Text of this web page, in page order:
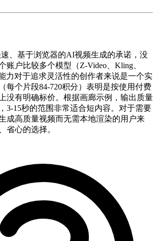
、基于浏览器的AI视频生成的承诺，没
账户比较多个模型（Z-Video、Kling、
力对于追求灵活性的创作者来说是一个实
每个片段84-720积分）表明是按使用付费
没有明确标价。根据画廊示例，输出质量
3-15秒的范围非常适合短内容。对于需要
成高质量视频而无需本地渲染的用户来
省心的选择。